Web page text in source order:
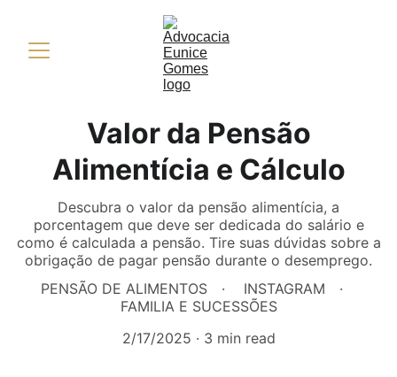
Valor da Pensão
Alimentícia e Cálculo
Descubra o valor da pensão alimentícia, a
porcentagem que deve ser dedicada do salário e
como é calculada a pensão. Tire suas dúvidas sobre a
obrigação de pagar pensão durante o desemprego.
PENSÃO DE ALIMENTOS
INSTAGRAM
FAMILIA E SUCESSÕES
2/17/2025
3 min read